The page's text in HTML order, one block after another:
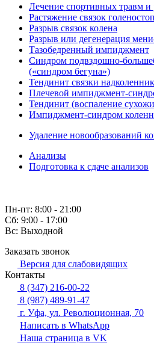
Лечение спортивных травм и
Растяжение связок
Разрыв связок колена
Разрыв или дегенерация
Тазобедренный импиджмент
Синдром подвздошно-
(«синдром бегуна»)
Тендинит связки
Плечевой импиджмент-
Тендинит (воспаление
Импиджмент-синдром
Удаление новообразований
Анализы
Подготовка к сдаче анализов
Пн-пт: 8:00 - 21:00
Сб: 9:00 - 17:00
Вс: Выходной
Заказать звонок
Версия для слабовидящих
Контакты
8 (347) 216-00-22
8 (987) 489-91-47
г. Уфа, ул. Революционная, 70
Написать в WhatsApp
Наша страница в VK